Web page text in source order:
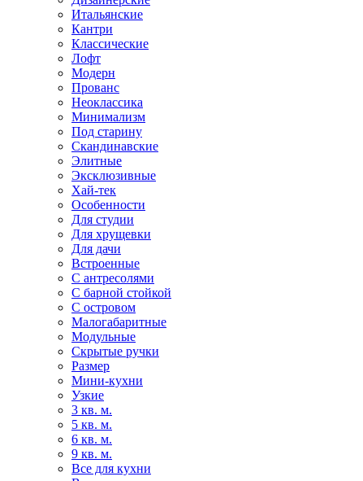
Итальянские
Кантри
Классические
Лофт
Модерн
Прованс
Неоклассика
Минимализм
Под старину
Скандинавские
Элитные
Эксклюзивные
Хай-тек
Особенности
Для студии
Для хрущевки
Для дачи
Встроенные
С антресолями
С барной стойкой
С островом
Малогабаритные
Модульные
Скрытые ручки
Размер
Мини-кухни
Узкие
3 кв. м.
5 кв. м.
6 кв. м.
9 кв. м.
Все для кухни